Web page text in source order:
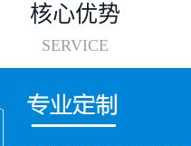
核心优势
SERVICE